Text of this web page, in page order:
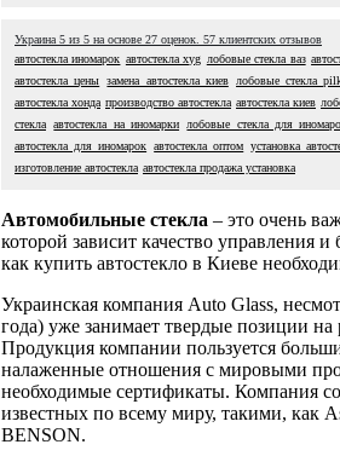
Украина 5 из 5 на основе 27 оценок. 57 клиентских отзывов
автостекла иномарок автостекла xyg лобовые стекла ваз
автостекла цены замена автостекла киев лобовые стекла
автостекла хонда производство автостекла автостекла киев
стекла автостекла на иномарки лобовые стекла для
автостекла для иномарок автостекла оптом установка
изготовление автостекла автостекла продажа установка
Автомобильные стекла – это очень
которой зависит качество управления
как купить автостекло в Киеве
Украинская компания Auto Glass,
года) уже занимает твердые позиции
Продукция компании пользуется
налаженные отношения с мировыми
необходимые сертификаты. Компания
известных по всему миру, такими, как
BENSON.